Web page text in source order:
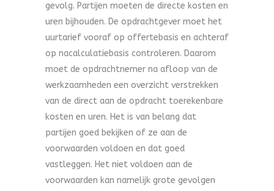
gevolg. Partijen moeten de directe kosten en
uren bijhouden. De opdrachtgever moet het
uurtarief vooraf op offertebasis en achteraf
op nacalculatiebasis controleren. Daarom
moet de opdrachtnemer na afloop van de
werkzaamheden een overzicht verstrekken
van de direct aan de opdracht toerekenbare
kosten en uren. Het is van belang dat
partijen goed bekijken of ze aan de
voorwaarden voldoen en dat goed
vastleggen. Het niet voldoen aan de
voorwaarden kan namelijk grote gevolgen